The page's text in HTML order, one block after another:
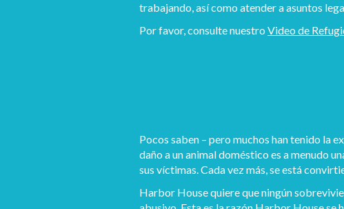
trabajando, así como atender a asuntos
Por favor, consulte nuestro Video de
Pocos saben – pero muchos han tenido la
daño a un animal doméstico es a menudo
sus víctimas. Cada vez más, se está
Harbor House quiere que ningún